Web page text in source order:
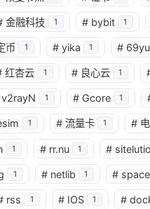
金融科技 1 # bybit 1
币 1 # yika 1 #
红杏云 1 # 良心云 1
v2rayN 1 # Gcore 1
1 # 流量卡 1 #
1 # rr.nu 1 #
1 # netlib 1 #
rss 1 # IOS 1 #